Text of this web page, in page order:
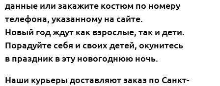
данные или закажите костюм по номеру
телефона, указанному на сайте.
Новый год ждут как взрослые, так и дети.
Порадуйте себя и своих детей, окунитесь
в праздник в эту новогоднюю ночь.
Наши курьеры доставляют заказ по Санкт-